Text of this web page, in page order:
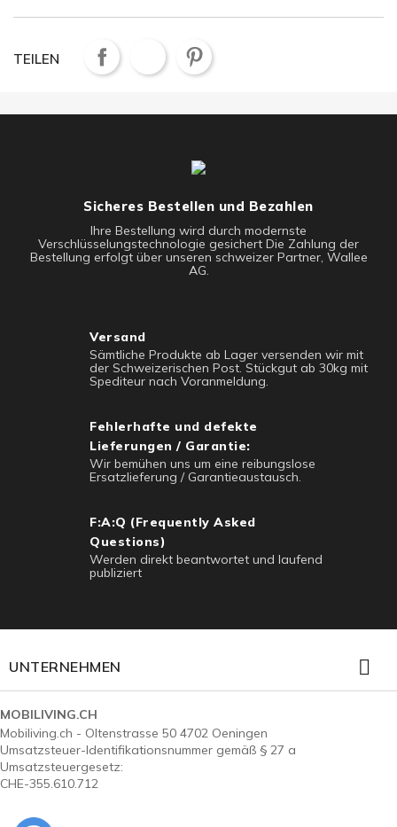
TEILEN
Sicheres Bestellen und Bezahlen
Ihre Bestellung wird durch modernste
Verschlüsselungstechnologie gesichert Die Zahlung der
Bestellung erfolgt über unseren schweizer Partner, Wallee
AG.
Versand
Sämtliche Produkte ab Lager versenden wir mit
der Schweizerischen Post. Stückgut ab 30kg mit
Spediteur nach Voranmeldung.
Fehlerhafte und defekte
Lieferungen / Garantie:
Wir bemühen uns um eine reibungslose
Ersatzlieferung / Garantieaustausch.
F:A:Q (Frequently Asked
Questions)
Werden direkt beantwortet und laufend
publiziert
UNTERNEHMEN 
MOBILIVING.CH
Mobiliving.ch - Oltenstrasse 50 4702 Oeningen
Umsatzsteuer-Identifikationsnummer gemäß § 27 a
Umsatzsteuergesetz:
CHE-355.610.712